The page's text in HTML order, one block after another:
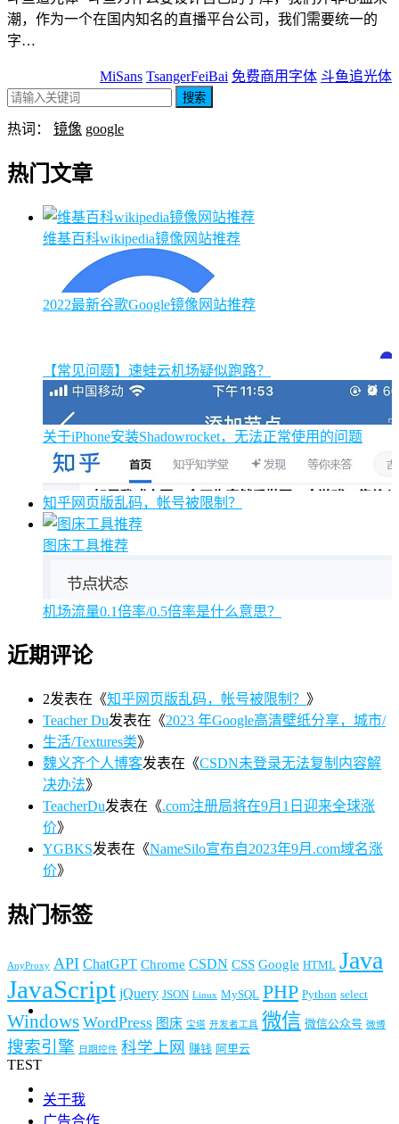
潮，作为一个在国内知名的直播平台公司，我们需要统一的
字…
MiSans TsangerFeiBai 免费商用字体 斗鱼追光体
搜索
热词： 镜像 google
热门文章
维基百科wikipedia镜像网站推荐
2022最新谷歌Google镜像网站推荐
【常见问题】速蛙云机场疑似跑路？
关于iPhone安装Shadowrocket，无法正常使用的问题
知乎网页版乱码，帐号被限制？
图床工具推荐
机场流量0.1倍率/0.5倍率是什么意思？
近期评论
2发表在《知乎网页版乱码，帐号被限制？ 》
Teacher Du发表在《2023 年Google高清壁纸分享，城市/
生活/Textures类》
魏义齐个人博客发表在《CSDN未登录无法复制内容解
决办法》
TeacherDu发表在《.com注册局将在9月1日迎来全球涨
价》
YGBKS发表在《NameSilo宣布自2023年9月.com域名涨
价》
热门标签
AnyProxy API ChatGPT Chrome CSDN CSS Google HTML Java
JavaScript jQuery JSON Linux MySQL PHP Python select
Windows WordPress 图床 宝塔 开发者工具 微信 微信公众号 微博
搜索引擎 日期控件 科学上网 赚钱 阿里云
TEST
关于我